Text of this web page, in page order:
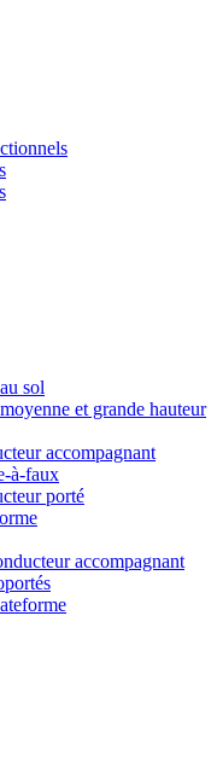
sol
et grande hauteur
accompagnant
à-faux
porté
accompagnant